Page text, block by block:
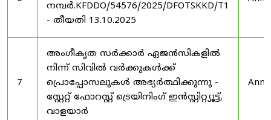
നമ്പർ.KFDDO/54576/2025/DFOTSKKD/T1
- തീയതി 13.10.2025
7
അംഗീകൃത സർക്കാർ ഏജൻസികളിൽ
നിന്ന് സിവിൽ വർക്കുകൾക്ക്
പ്രൊപ്പോസലുകൾ അഭ്യർത്ഥിക്കുന്നു -
സ്റ്റേറ്റ് ഫോറസ്റ്റ് ട്രെയിനിംഗ് ഇൻസ്റ്റിറ്റ്യൂട്ട്,
വാളയാർ